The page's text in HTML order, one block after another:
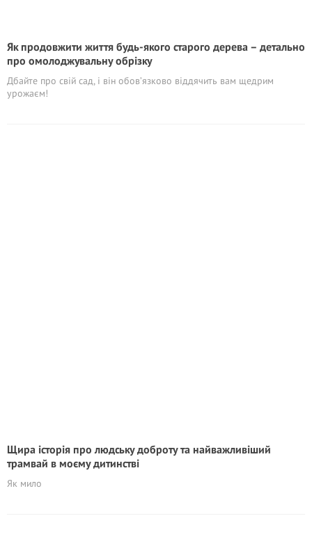
Як продовжити життя будь-якого старого дерева – детально
про омолоджувальну обрізку
Дбайте про свій сад, і він обов’язково віддячить вам щедрим
урожаєм!
Щира історія про людську доброту та найважливіший
трамвай в моєму дитинстві
Як мило